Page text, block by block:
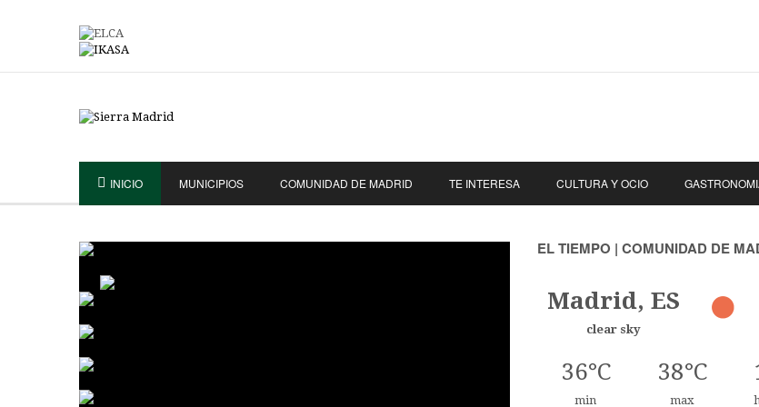
INICIO MUNICIPIOS COMUNIDAD DE MADRID TE INTERESA CULTURA Y OCIO
EL TIEMPO | COMUNIDAD DE
Madrid, ES
clear sky
36°C
min
38°C
max